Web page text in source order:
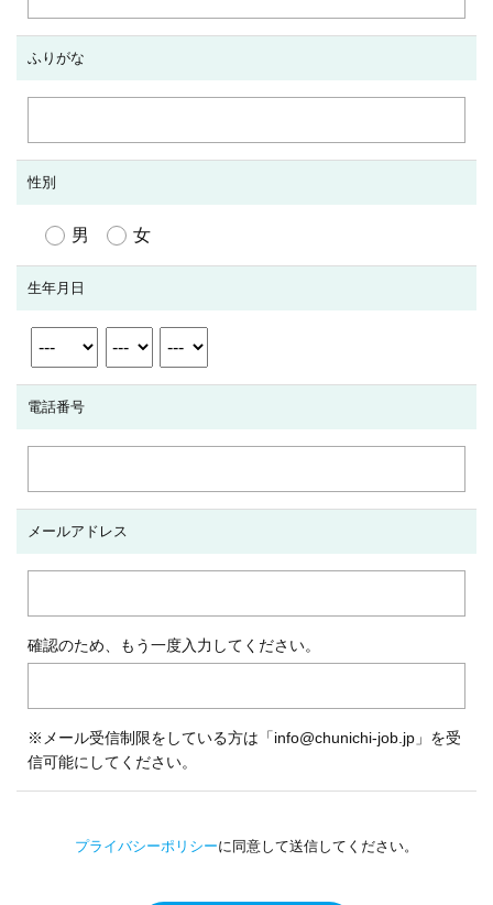
ふりがな
性別
男 女
生年月日
電話番号
メールアドレス
確認のため、もう一度入力してください。
※メール受信制限をしている方は「info@chunichi-job.jp」を受
信可能にしてください。
プライバシーポリシーに同意して送信してください。